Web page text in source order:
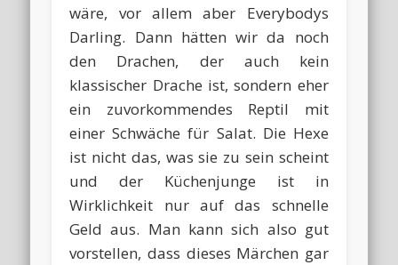
wäre, vor allem aber Everybodys
Darling. Dann hätten wir da noch
den Drachen, der auch kein
klassischer Drache ist, sondern eher
ein zuvorkommendes Reptil mit
einer Schwäche für Salat. Die Hexe
ist nicht das, was sie zu sein scheint
und der Küchenjunge ist in
Wirklichkeit nur auf das schnelle
Geld aus. Man kann sich also gut
vorstellen, dass dieses Märchen gar